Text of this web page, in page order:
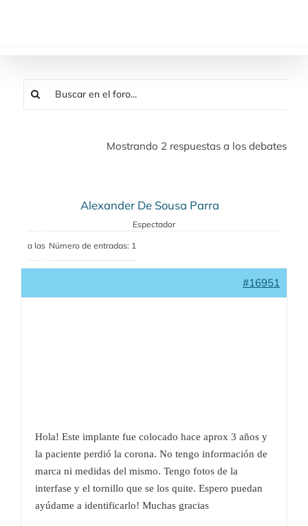
Mostrando 2 respuestas a los debates
Alexander De Sousa Parra
Espectador
a las Número de entradas: 1
#16951
Hola! Este implante fue colocado hace aprox 3 años y
la paciente perdió la corona. No tengo información de
marca ni medidas del mismo. Tengo fotos de la
interfase y el tornillo que se los quite. Espero puedan
ayúdame a identificarlo! Muchas gracias